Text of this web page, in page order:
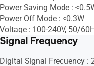
Power Saving Mode :
Power Off Mode : <0.3W
Voltage : 100-240V, 50/
Signal Frequency
Digital Signal Frequency :